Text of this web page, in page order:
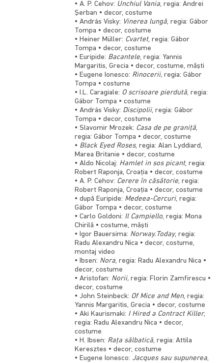
• A. P. Cehov: Unchiul Vania, regia: Andrei
Şerban • decor, costume
• András Visky: Vinerea lungă, regia: Gábor
Tompa • decor, costume
• Heiner Müller: Cvartet, regia: Gábor
Tompa • decor, costume
• Euripide: Bacantele, regia: Yannis
Margaritis, Grecia • decor, costume, măşti
• Eugene Ionesco: Rinocerii, regia: Gábor
Tompa • costume
• I.L. Caragiale: O scrisoare pierdută, regia:
Gábor Tompa • costume
• András Visky: Discipolii, regia: Gábor
Tompa • decor, costume
• Slavomir Mrozek: Casa de pe graniţă,
regia: Gábor Tompa • decor, costume
• Black Eyed Roses, regia: Alan Lyddiard,
Marea Britanie • decor, costume
• Aldo Nicolaj: Hamlet in sos picant, regia:
Robert Raponja, Croaţia • decor, costume
• A. P. Cehov: Cerere în căsătorie, regia:
Robert Raponja, Croaţia • decor, costume
• după Euripide: Medeea-Cercuri, regia:
Gábor Tompa • decor, costume
• Carlo Goldoni: Il Campiello, regia: Mona
Chirilă • costume, măşti
• Igor Bauersima: Norway.Today, regia:
Radu Alexandru Nica • decor, costume,
montaj video
• Ibsen: Nora, regia: Radu Alexandru Nica •
decor, costume
• Aristofan: Norii, regia: Florin Zamfirescu •
decor, costume
• John Steinbeck: Of Mice and Men, regia:
Yannis Margaritis, Grecia • decor, costume
• Aki Kaurismaki: I Hired a Contract Killer,
regia: Radu Alexandru Nica • decor,
costume
• H. Ibsen: Raţa sălbatică, regia: Attila
Keresztes • decor, costume
• Eugene Ionesco: Jacques sau supunerea,